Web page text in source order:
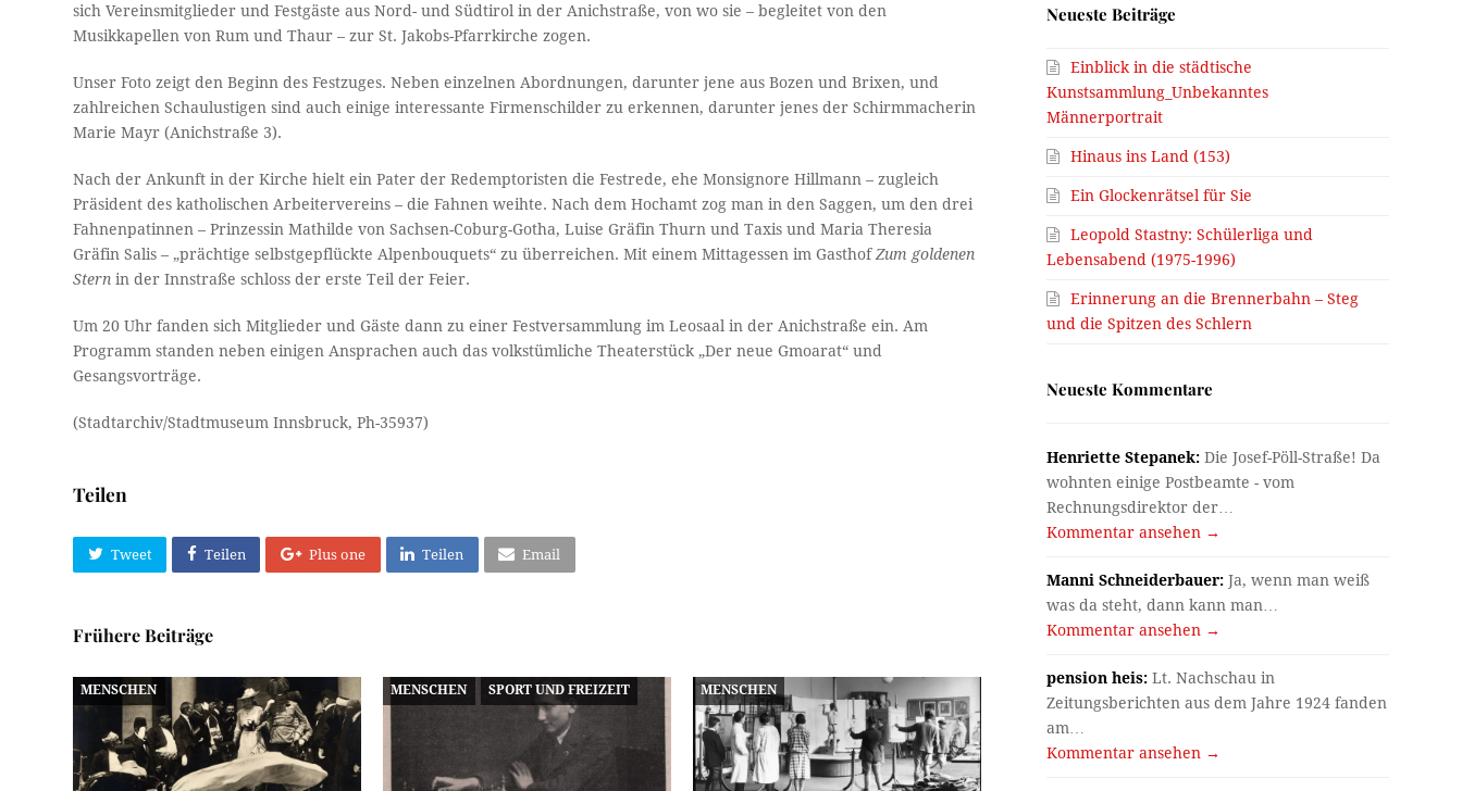
sich Vereinsmitglieder und Festgäste aus Nord- und Südtirol in der Anichstraße, von wo sie – begleitet von den
Musikkapellen von Rum und Thaur – zur St. Jakobs-Pfarrkirche zogen.
Unser Foto zeigt den Beginn des Festzuges. Neben einzelnen Abordnungen, darunter jene aus Bozen und Brixen, und
zahlreichen Schaulustigen sind auch einige interessante Firmenschilder zu erkennen, darunter jenes der Schirmmacherin
Marie Mayr (Anichstraße 3).
Nach der Ankunft in der Kirche hielt ein Pater der Redemptoristen die Festrede, ehe Monsignore Hillmann – zugleich
Präsident des katholischen Arbeitervereins – die Fahnen weihte. Nach dem Hochamt zog man in den Saggen, um den drei
Fahnenpatinnen – Prinzessin Mathilde von Sachsen-Coburg-Gotha, Luise Gräfin Thurn und Taxis und Maria Theresia
Gräfin Salis – „prächtige selbstgepflückte Alpenbouquets“ zu überreichen. Mit einem Mittagessen im GasthofZum goldenen
Stern in der Innstraße schloss der erste Teil der Feier.
Um 20 Uhr fanden sich Mitglieder und Gäste dann zu einer Festversammlung im Leosaal in der Anichstraße ein. Am
Programm standen neben einigen Ansprachen auch das volkstümliche Theaterstück „Der neue Gmoarat“ und
Gesangsvorträge.
(Stadtarchiv/Stadtmuseum Innsbruck, Ph-35937)
Teilen
Tweet Teilen Plus one Teilen Email
Frühere Beiträge
MENSCHEN MENSCHEN SPORT UND FREIZEIT MENSCHEN
Neueste Beiträge
Einblick in die städtische
Kunstsammlung_Unbekanntes
Männerportrait
Hinaus ins Land (153)
Ein Glockenrätsel für Sie
Leopold Stastny: Schülerliga und
Lebensabend (1975-1996)
Erinnerung an die Brennerbahn – Steg
und die Spitzen des Schlern
Neueste Kommentare
Henriette Stepanek: Die Josef-Pöll-Straße! Da
wohnten einige Postbeamte - vom
Rechnungsdirektor der…
Kommentar ansehen →
Manni Schneiderbauer: Ja, wenn man weiß
was da steht, dann kann man…
Kommentar ansehen →
pension heis: Lt. Nachschau in
Zeitungsberichten aus dem Jahre 1924 fanden
am…
Kommentar ansehen →